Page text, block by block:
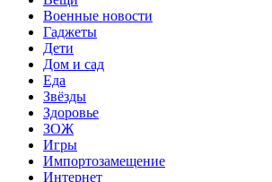
Военные новости
Гаджеты
Дети
Дом и сад
Еда
Звёзды
Здоровье
ЗОЖ
Игры
Импортозамещение
Интернет